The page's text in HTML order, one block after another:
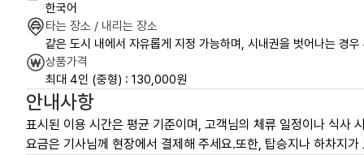
한국어
타는 장소 / 내리는 장소
같은 도시 내에서 자유롭게 지정 가능하며, 시내권을 벗어나는 경
상품가격
최대 4인 (중형) : 130,000원
안내사항
표시된 이용 시간은 평균 기준이며, 고객님의 체류 일정이나 식사
요금은 기사님께 현장에서 결제해 주세요.또한, 탑승지나 하차지